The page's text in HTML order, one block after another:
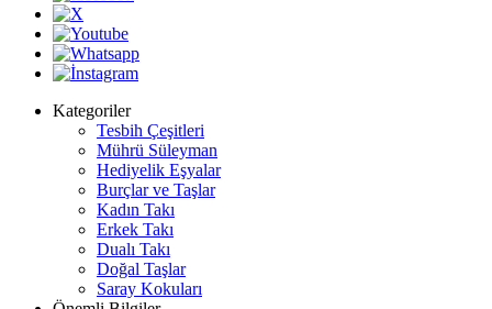
Kategoriler
Tesbih Çeşitleri
Mührü Süleyman
Hediyelik Eşyalar
Burçlar ve Taşlar
Kadın Takı
Erkek Takı
Dualı Takı
Doğal Taşlar
Saray Kokuları